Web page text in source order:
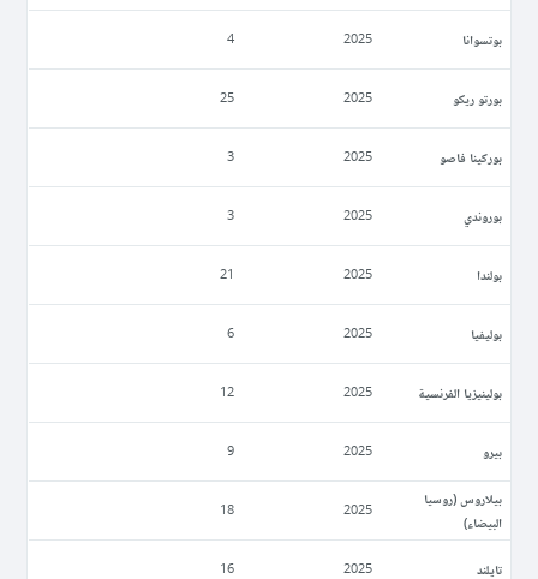
بوتسوانا 2025
4
بورتو ريكو 2025
25
بوركينا فاصو 2025
3
بوروندي 2025
3
بولندا 2025
21
بوليفيا 2025
6
بولينيزيا الفرنسية 2025
12
بيرو 2025
9
بيلاروس (روسيا
البيضاء)
2025
18
تايلند 2025
16